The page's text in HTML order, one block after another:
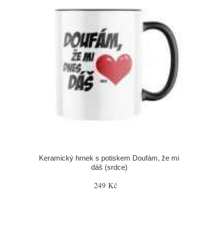
Keramický hrnek s potiskem Doufám, že mi
dáš (srdce)
249 Kč